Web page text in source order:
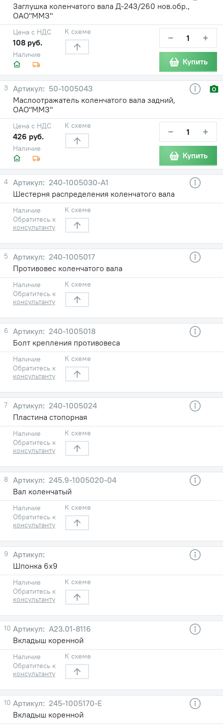
Заглушка коленчатого вала Д-243/260 нов.обр.,
ОАО"ММЗ"
Наличие
Цена с НДС
108 руб.
К схеме − +
Купить
3
50-1005043
Маслоотражатель коленчатого вала задний,
ОАО"ММЗ"
Наличие
Цена с НДС
426 руб.
К схеме − +
Купить
4
240-1005030-А1
Шестерня распределения коленчатого вала
Наличие
Обратитесь к
консультанту
К схеме
5
240-1005017
Противовес коленчатого вала
Наличие
Обратитесь к
консультанту
К схеме
6
240-1005018
Болт крепления противовеса
Наличие
Обратитесь к
консультанту
К схеме
7
240-1005024
Пластина стопорная
Наличие
Обратитесь к
консультанту
К схеме
8
245.9-1005020-04
Вал коленчатый
Наличие
Обратитесь к
консультанту
К схеме
9
Шпонка 6х9
Наличие
Обратитесь к
консультанту
К схеме
10
А23.01-8116
Вкладыш коренной
Наличие
Обратитесь к
консультанту
К схеме
10
245-1005170-Е
Вкладыш коренной